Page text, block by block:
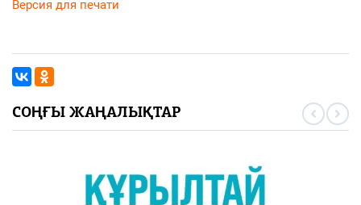
Версия для печати
СОҢҒЫ ЖАҢАЛЫҚТАР